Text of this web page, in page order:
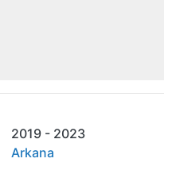
2019 - 2023
Arkana